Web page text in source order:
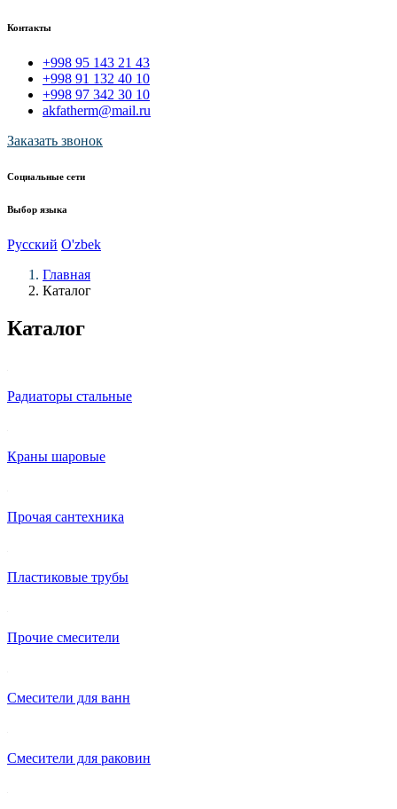
Контакты
+998 95 143 21 43
+998 91 132 40 10
+998 97 342 30 10
akfatherm@mail.ru
Заказать звонок
Социальные сети
Выбор языка
Русский O'zbek
Главная
Каталог
Каталог
Радиаторы стальные
Краны шаровые
Прочая сантехника
Пластиковые трубы
Прочие смесители
Смесители для ванн
Смесители для раковин